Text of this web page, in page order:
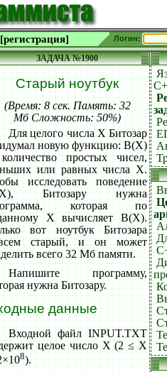
[регистрация] Логин:
ЗАДАЧА №1900
Старый ноутбук
(Время: 8 сек. Память: 32
Мб Сложность: 50%)
Для целого числа X Битозар
новую функцию: B(X)
простых чисел,
или равных числа X.
исследовать поведение
Битозару нужна
которая по
X вычисляет B(X).
вот ноутбук Битозара
старый, и он может
всего 32 Мб памяти.
Напишите программу,
нужна Битозару.
данные
Входной файл INPUT.TXT
целое число X (2 ≤ X
8).